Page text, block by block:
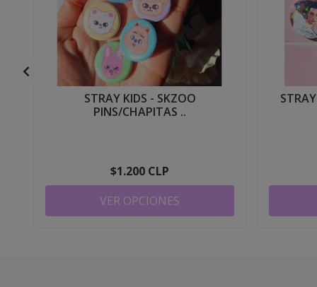
STRAY KIDS - SKZOO
PINS/CHAPITAS ..
$1.200 CLP
VER OPCIONES